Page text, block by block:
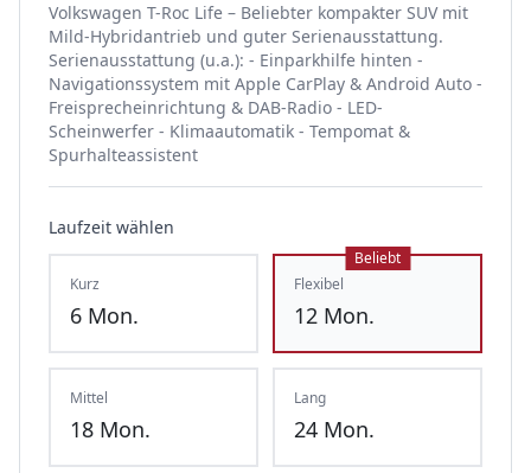
Volkswagen T-Roc Life – Beliebter kompakter SUV mit
Mild-Hybridantrieb und guter Serienausstattung.
Serienausstattung (u.a.): - Einparkhilfe hinten -
Navigationssystem mit Apple CarPlay & Android Auto -
Freisprecheinrichtung & DAB-Radio - LED-
Scheinwerfer - Klimaautomatik - Tempomat &
Spurhalteassistent
Laufzeit wählen
Kurz
6 Mon.
Beliebt
Flexibel
12 Mon.
Mittel
18 Mon.
Lang
24 Mon.